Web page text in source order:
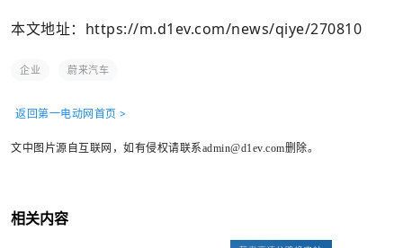
本文地址： https://m.d1ev.com/news/qiye/270810
企业 蔚来汽车
返回第一电动网首页 >
文中图片源自互联网，如有侵权请联系admin@d1ev.com删除。
相关内容